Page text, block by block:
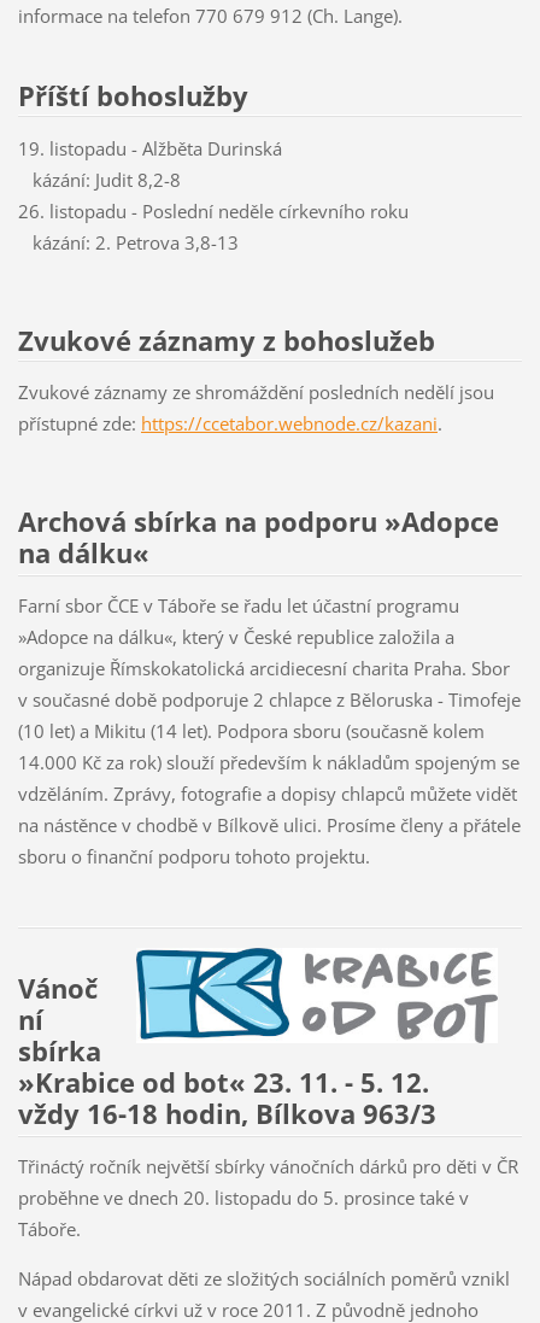
informace na telefon 770 679 912 (Ch. Lange).
Příští bohoslužby
19. listopadu - Alžběta Durinská
kázání: Judit 8,2-8
26. listopadu - Poslední neděle církevního roku
kázání: 2. Petrova 3,8-13
Zvukové záznamy z bohoslužeb
Zvukové záznamy ze shromáždění posledních nedělí jsou
přístupné zde: https://ccetabor.webnode.cz/kazani.
Archová sbírka na podporu »Adopce
na dálku«
Farní sbor ČCE v Táboře se řadu let účastní programu
»Adopce na dálku«, který v České republice založila a
organizuje Římskokatolická arcidiecesní charita Praha. Sbor
v současné době podporuje 2 chlapce z Běloruska - Timofeje
(10 let) a Mikitu (14 let). Podpora sboru (současně kolem
14.000 Kč za rok) slouží především k nákladům spojeným se
vdzěláním. Zprávy, fotografie a dopisy chlapců můžete vidět
na nástěnce v chodbě v Bílkově ulici. Prosíme členy a přátele
sboru o finanční podporu tohoto projektu.
Vánoč
ní
sbírka
»Krabice od bot« 23. 11. - 5. 12.
vždy 16-18 hodin, Bílkova 963/3
Třináctý ročník největší sbírky vánočních dárků pro děti v ČR
proběhne ve dnech 20. listopadu do 5. prosince také v
Táboře.
Nápad obdarovat děti ze složitých sociálních poměrů vznikl
v evangelické církvi už v roce 2011. Z původně jednoho